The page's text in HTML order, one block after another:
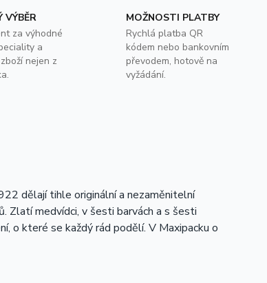
VÝBĚR
za výhodné
a
nejen z
MOŽNOSTI PLATBY
Rychlá platba QR
kódem nebo bankovním
převodem, hotově na
vyžádání.
dělají tihle originální a nezaměnitelní
Zlatí medvídci, v šesti barvách a s šesti
o které se každý rád podělí. V Maxipacku o